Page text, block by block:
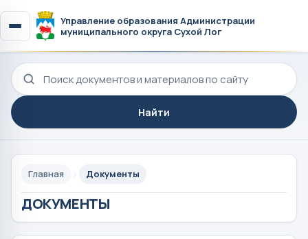
Управление образования Администрации
муниципального округа Сухой Лог
Поиск по сайту
Найти
Главная Документы
ДОКУМЕНТЫ